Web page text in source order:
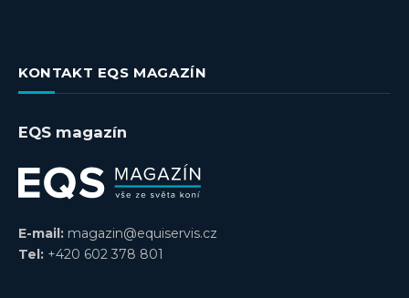
KONTAKT EQS MAGAZÍN
EQS magazín
E-mail: magazin@equiservis.cz
Tel: +420 602 378 801